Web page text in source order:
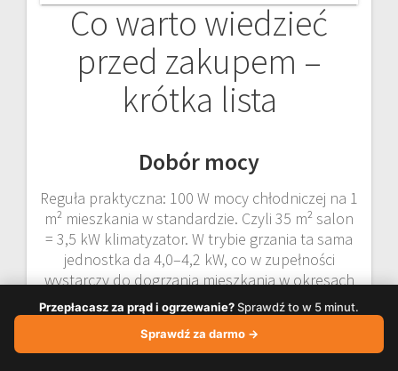
Co warto wiedzieć
przed zakupem –
krótka lista
Dobór mocy
Reguła praktyczna: 100 W mocy chłodniczej na 1
m² mieszkania w standardzie. Czyli 35 m² salon
= 3,5 kW klimatyzator. W trybie grzania ta sama
jednostka da 4,0–4,2 kW, co w zupełności
wystarczy do dogrzania mieszkania w okresach
przejściowych.
Czynnik chłodniczy
Przepłacasz za prąd i ogrzewanie?Sprawdź to w 5 minut.
Sprawdź za darmo →